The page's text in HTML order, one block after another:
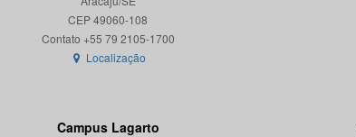
CEP 49060-108
Localização
Campus Lagarto